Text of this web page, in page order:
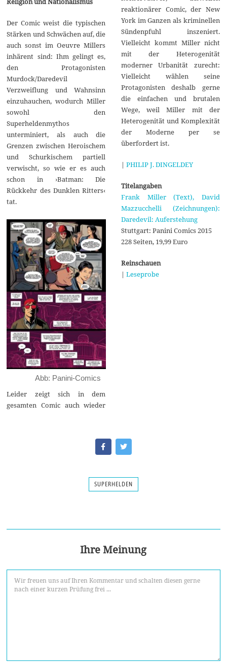
Der Comic weist die typischen
Stärken und Schwächen auf, die
auch sonst im Oeuvre Millers
inhärent sind: Ihm gelingt es,
den Protagonisten
Murdock/Daredevil
Verzweiflung und Wahnsinn
einzuhauchen, wodurch Miller
sowohl den
Superheldenmythos
unterminiert, als auch die
Grenzen zwischen Heroischem
und Schurkischem partiell
verwischt, so wie er es auch
schon in ›Batman: Die
Rückkehr des Dunklen Ritters‹
tat.
Abb: Panini-Comics
Leider zeigt sich in dem
gesamten Comic auch wieder
reaktionärer Comic, der New
York im Ganzen als kriminellen
Sündenpfuhl inszeniert.
Vielleicht kommt Miller nicht
mit der Heterogenität
moderner Urbanität zurecht:
Vielleicht wählen seine
Protagonisten deshalb gerne
die einfachen und brutalen
Wege, weil Miller mit der
Heterogenität und Komplexität
der Moderne per se
überfordert ist.
| PHILIP J. DINGELDEY
Titelangaben
Frank Miller (Text), David
Mazzucchelli (Zeichnungen):
Daredevil: Auferstehung
Stuttgart: Panini Comics 2015
228 Seiten, 19,99 Euro
Reinschauen
| Leseprobe
SUPERHELDEN
Ihre Meinung